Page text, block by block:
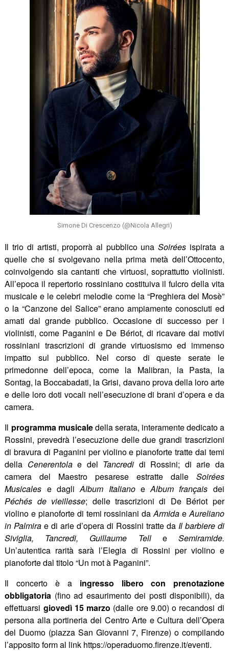
Simone Di Crescenzo (@Nicola Allegri)
Il trio di artisti, proporrà al pubblico unaSoirées ispirata a
quelle che si svolgevano nella prima metà dell’Ottocento,
coinvolgendo sia cantanti che virtuosi, soprattutto violinisti.
All’epoca il repertorio rossiniano costituiva il fulcro della vita
musicale e le celebri melodie come la “Preghiera del Mosè”
o la “Canzone del Salice” erano ampiamente conosciuti ed
amati dal grande pubblico. Occasione di successo per i
violinisti, come Paganini e De Bériot, di ricavare dai motivi
rossiniani trascrizioni di grande virtuosismo ed immenso
impatto sul pubblico. Nel corso di queste serate le
primedonne dell’epoca, come la Malibran, la Pasta, la
Sontag, la Boccabadati, la Grisi, davano prova della loro arte
e delle loro doti vocali nell’esecuzione di brani d’opera e da
camera.
Il programma musicaledella serata, interamente dedicato a
Rossini, prevedrà l’esecuzione delle due grandi trascrizioni
di bravura di Paganini per violino e pianoforte tratte dai temi
della Cenerentolae del Tancredi di Rossini; di arie da
camera del Maestro pesarese estratte dalle Soirées
Musicales e dagliAlbum ItalianoeAlbum français dei
Péchés de vieillesse; delle trascrizioni di De Bériot per
violino e pianoforte di temi rossiniani daArmida eAureliano
in Palmirae di arie d’opera di Rossini tratte da Il barbiere di
Siviglia, Tancredi, Guillaume Tell e Semiramide.
Un’autentica rarità sarà l’Elegia di Rossini per violino e
pianoforte dal titolo “Un mot à Paganini”.
Il concerto è a ingresso libero
con prenotazione
obbligatoria (fino ad esaurimento dei posti disponibili), da
effettuarsi giovedì 15 marzo (dalle ore 9.00) o recandosi di
persona alla portineria del Centro Arte e Cultura dell’Opera
del Duomo (piazza San Giovanni 7, Firenze) o compilando
l’apposito form al link https://operaduomo.firenze.it/eventi.